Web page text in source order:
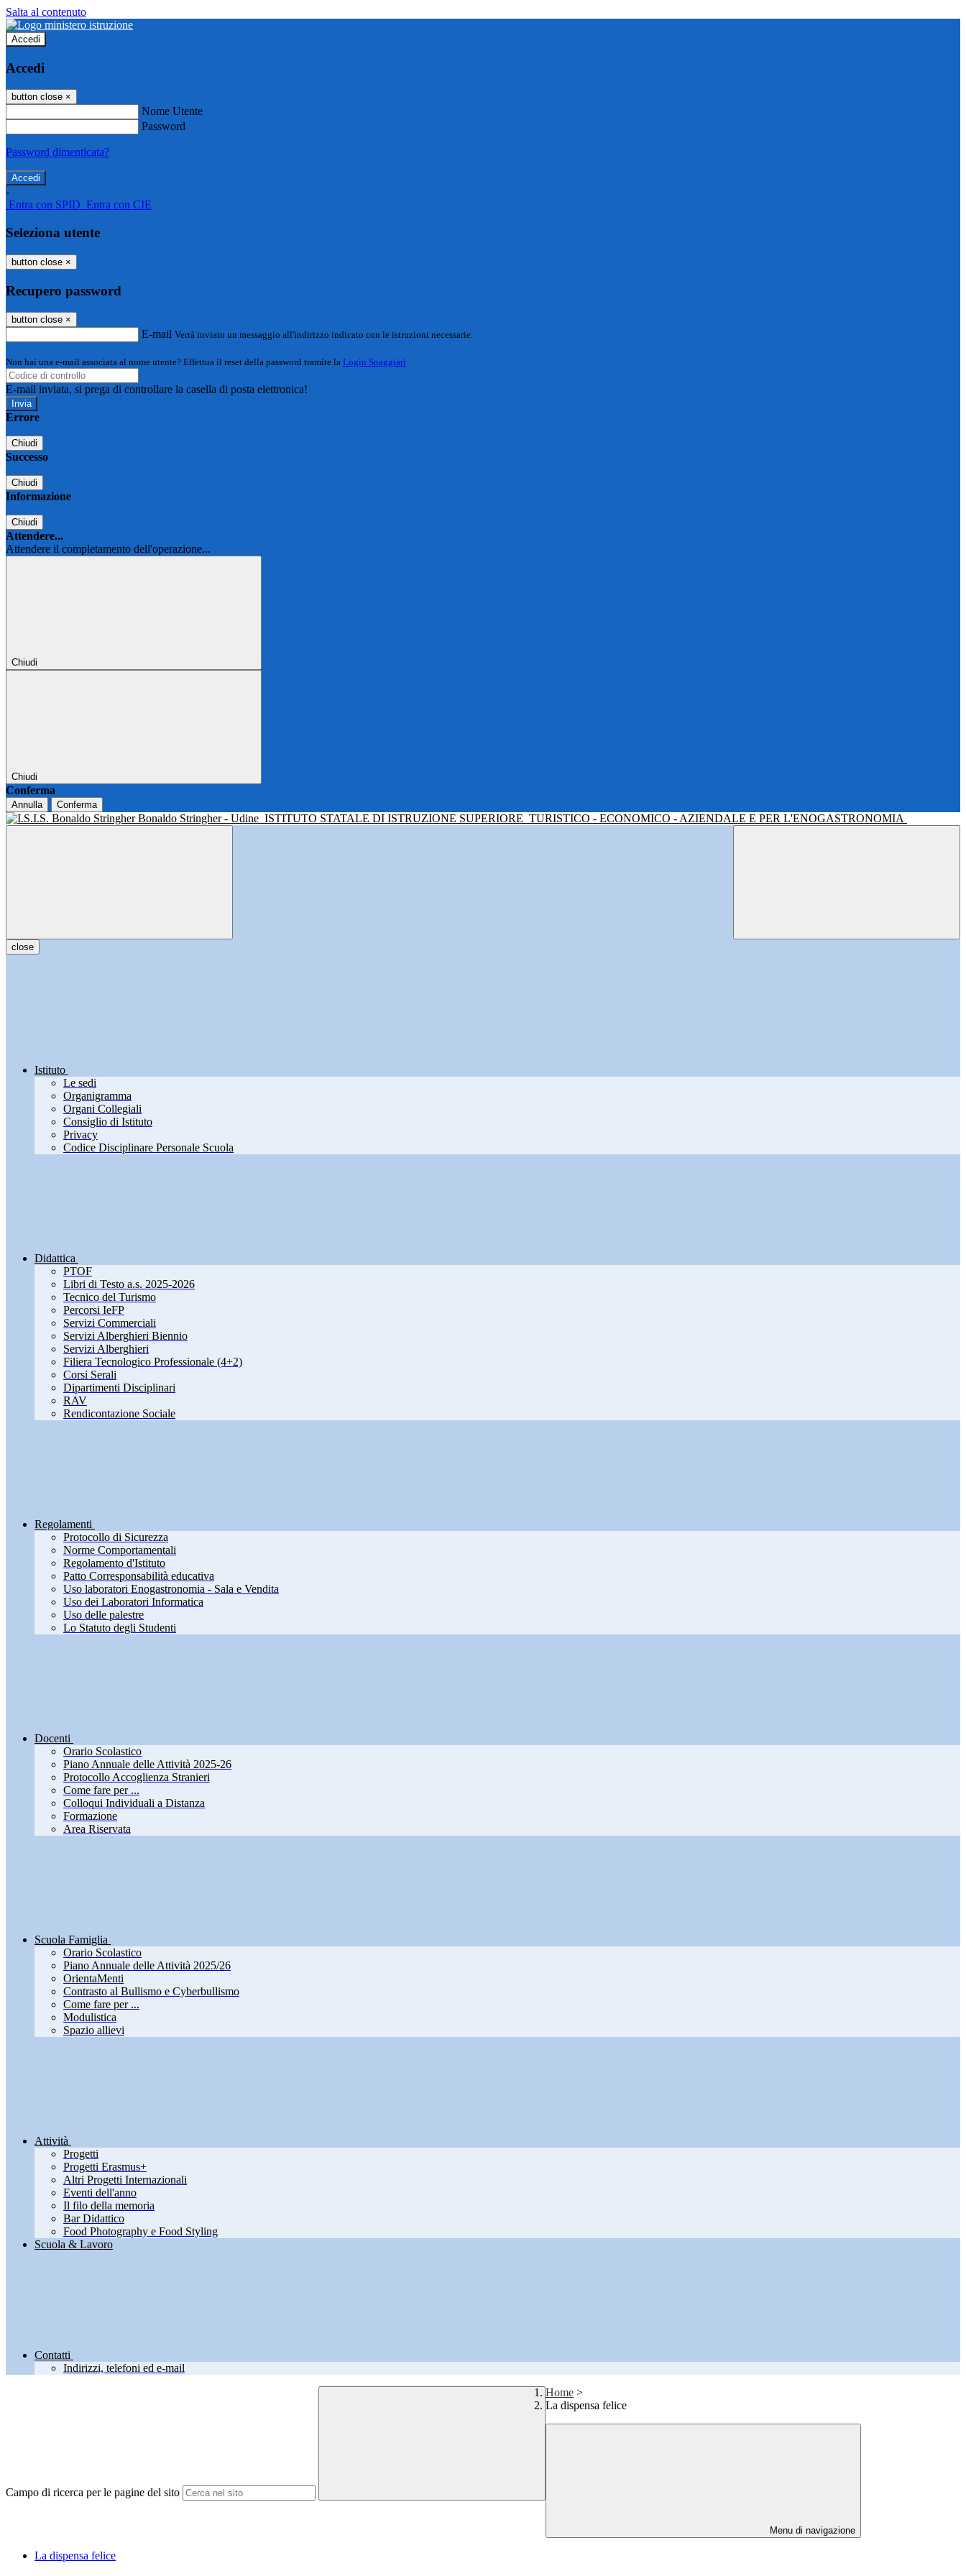
Salta al contenuto
Accedi
Accedi
button close ×
Nome Utente
Password
Password dimenticata?
-
Entra con SPID Entra con CIE
Seleziona utente
button close ×
Recupero password
button close ×
E-mail Verrà inviato un messaggio all'indirizzo indicato con le istruzioni necessarie.
Non hai una e-mail associata al nome utente? Effettua il reset della password tramite la Login Spaggiari
E-mail inviata, si prega di controllare la casella di posta elettronica!
Errore
Chiudi
Successo
Chiudi
Informazione
Chiudi
Attendere...
Attendere il completamento dell'operazione...
Chiudi
Chiudi
Conferma
Annulla Conferma
Bonaldo Stringher - Udine ISTITUTO STATALE DI ISTRUZIONE SUPERIORE TURISTICO - ECONOMICO - AZIENDALE E PER L'ENOGASTRONOMIA
close
Istituto
Le sedi
Organigramma
Organi Collegiali
Consiglio di Istituto
Privacy
Codice Disciplinare Personale Scuola
Didattica
PTOF
Libri di Testo a.s. 2025-2026
Tecnico del Turismo
Percorsi IeFP
Servizi Commerciali
Servizi Alberghieri Biennio
Servizi Alberghieri
Filiera Tecnologico Professionale (4+2)
Corsi Serali
Dipartimenti Disciplinari
RAV
Rendicontazione Sociale
Regolamenti
Protocollo di Sicurezza
Norme Comportamentali
Regolamento d'Istituto
Patto Corresponsabilità educativa
Uso laboratori Enogastronomia - Sala e Vendita
Uso dei Laboratori Informatica
Uso delle palestre
Lo Statuto degli Studenti
Docenti
Orario Scolastico
Piano Annuale delle Attività 2025-26
Protocollo Accoglienza Stranieri
Come fare per ...
Colloqui Individuali a Distanza
Formazione
Area Riservata
Scuola Famiglia
Orario Scolastico
Piano Annuale delle Attività 2025/26
OrientaMenti
Contrasto al Bullismo e Cyberbullismo
Come fare per ...
Modulistica
Spazio allievi
Attività
Progetti
Progetti Erasmus+
Altri Progetti Internazionali
Eventi dell'anno
Il filo della memoria
Bar Didattico
Food Photography e Food Styling
Scuola & Lavoro
Contatti
Indirizzi, telefoni ed e-mail
Campo di ricerca per le pagine del sito
Home >
La dispensa felice
Menu di navigazione
La dispensa felice